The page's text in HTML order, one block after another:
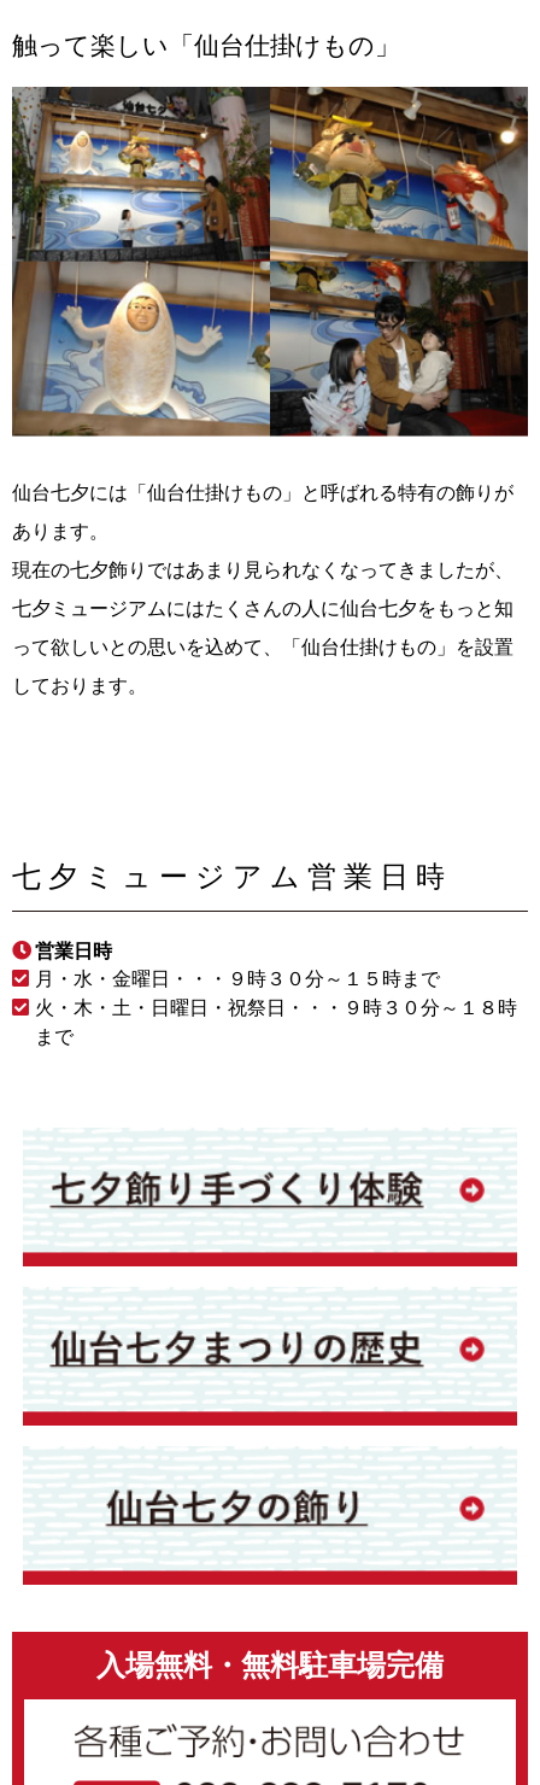
触って楽しい「仙台仕掛けもの」
仙台七夕には「仙台仕掛けもの」と呼ばれる特有の飾りが
あります。
現在の七夕飾りではあまり見られなくなってきましたが、
七夕ミュージアムにはたくさんの人に仙台七夕をもっと知
って欲しいとの思いを込めて、「仙台仕掛けもの」を設置
しております。
七夕ミュージアム営業日時
営業日時
月・水・金曜日・・・９時３０分～１５時まで
火・木・土・日曜日・祝祭日・・・９時３０分～１８時
まで
入場無料・無料駐車場完備